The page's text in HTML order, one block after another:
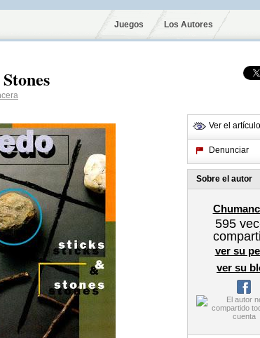
Juegos Los Autores
Ver el
Denunciar
Sobre el autor
595
ver su
ver su